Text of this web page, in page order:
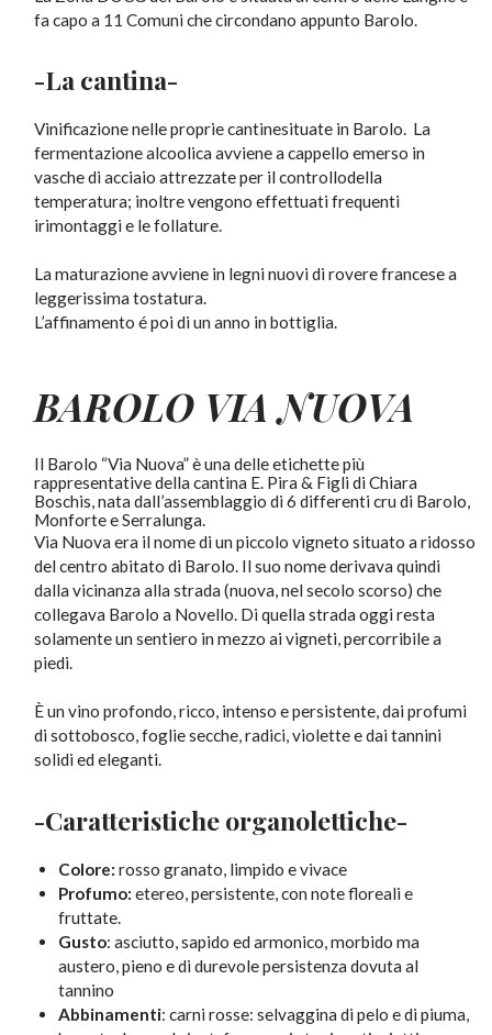
fa capo a 11 Comuni che circondano appunto Barolo.
-La cantina-
Vinificazione nelle proprie cantinesituate in Barolo. La
fermentazione alcoolica avviene a cappello emerso in
vasche di acciaio attrezzate per il controllodella
temperatura; inoltre vengono effettuati frequenti
irimontaggi e le follature.
La maturazione avviene in legni nuovi di rovere francese a
leggerissima tostatura.
L’affinamento é poi di un anno in bottiglia.
BAROLO VIA NUOVA
Il Barolo “Via Nuova” è una delle etichette più
rappresentative della cantina E. Pira & Figli di Chiara
Boschis, nata dall’assemblaggio di 6 differenti cru di Barolo,
Monforte e Serralunga.
Via Nuova era il nome di un piccolo vigneto situato a ridosso
del centro abitato di Barolo. Il suo nome derivava quindi
dalla vicinanza alla strada (nuova, nel secolo scorso) che
collegava Barolo a Novello. Di quella strada oggi resta
solamente un sentiero in mezzo ai vigneti, percorribile a
piedi.
È un vino profondo, ricco, intenso e persistente, dai profumi
di sottobosco, foglie secche, radici, violette e dai tannini
solidi ed eleganti.
-Caratteristiche organolettiche-
Colore: rosso granato, limpido e vivace
Profumo: etereo, persistente, con note floreali e
fruttate.
Gusto: asciutto, sapido ed armonico, morbido ma
austero, pieno e di durevole persistenza dovuta al
tannino
Abbinamenti: carni rosse: selvaggina di pelo e di piuma,